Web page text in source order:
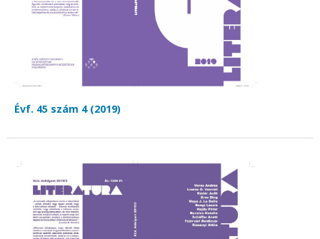
Évf. 45 szám 4 (2019)